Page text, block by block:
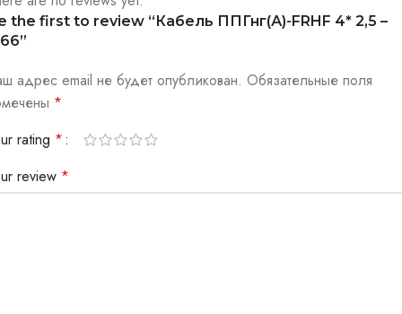
the first to review “Кабель ППГнг(А)-FRHF 4* 2,5 –
адрес email не будет опубликован. Обязательные поля
*
rating *
review *